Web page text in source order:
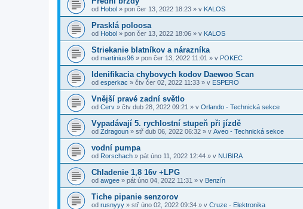
od Hobol » pon čer 13, 2022 18:23 » v KALOS
Prasklá poloosa
od Hobol » pon čer 13, 2022 18:06 » v KALOS
Striekanie blatníkov a nárazníka
od martinius96 » pon čer 13, 2022 11:01 » v POKEC
Idenifikacia chybovych kodov Daewoo Scan
od esperkac » čtv čer 02, 2022 11:33 » v ESPERO
Vnější pravé zadní světlo
od Cerv » čtv dub 28, 2022 09:21 » v Orlando - Technická sekce
Vypadávají 5. rychlostní stupeň při jízdě
od Zdragoun » stř dub 06, 2022 06:32 » v Aveo - Technická sekce
vodní pumpa
od Rorschach » pát úno 11, 2022 12:44 » v NUBIRA
Chladenie 1,8 16v +LPG
od awgee » pát úno 04, 2022 11:31 » v Benzín
Tiche pipanie senzorov
od rusnyyy » stř úno 02, 2022 09:34 » v Cruze - Elektronika